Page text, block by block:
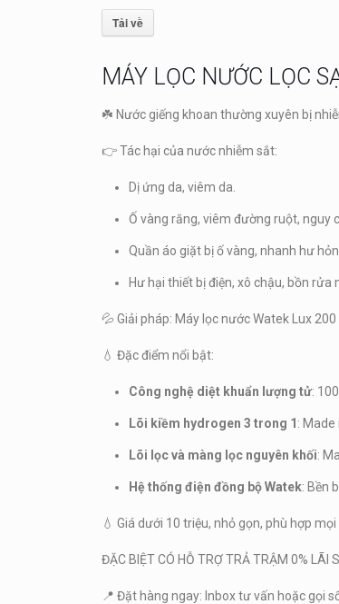
Tải về
MÁY LỌC NƯỚC LỌC
☘️ Nước giếng khoan thường xuyên bị
👉 Tác hại của nước nhiễm sắt:
Dị ứng da, viêm da.
Ố vàng răng, viêm đường ruột, nguy
Quần áo giặt bị ố vàng, nhanh hư
Hư hại thiết bị điện, xô chậu, bồn rửa
💦 Giải pháp: Máy lọc nước Watek Lux
💧 Đặc điểm nổi bật:
Công nghệ diệt khuẩn lượng tử:
Lõi kiềm hydrogen 3 trong 1 : Made
Lõi lọc và màng lọc nguyên khối:
Hệ thống điện đồng bộ Watek: Bền
💧 Giá dưới 10 triệu, nhỏ gọn, phù hợp
ĐẶC BIỆT CÓ HỖ TRỢ TRẢ TRẬM 0% LÃI
📍 Đặt hàng ngay: Inbox tư vấn hoặc gọi